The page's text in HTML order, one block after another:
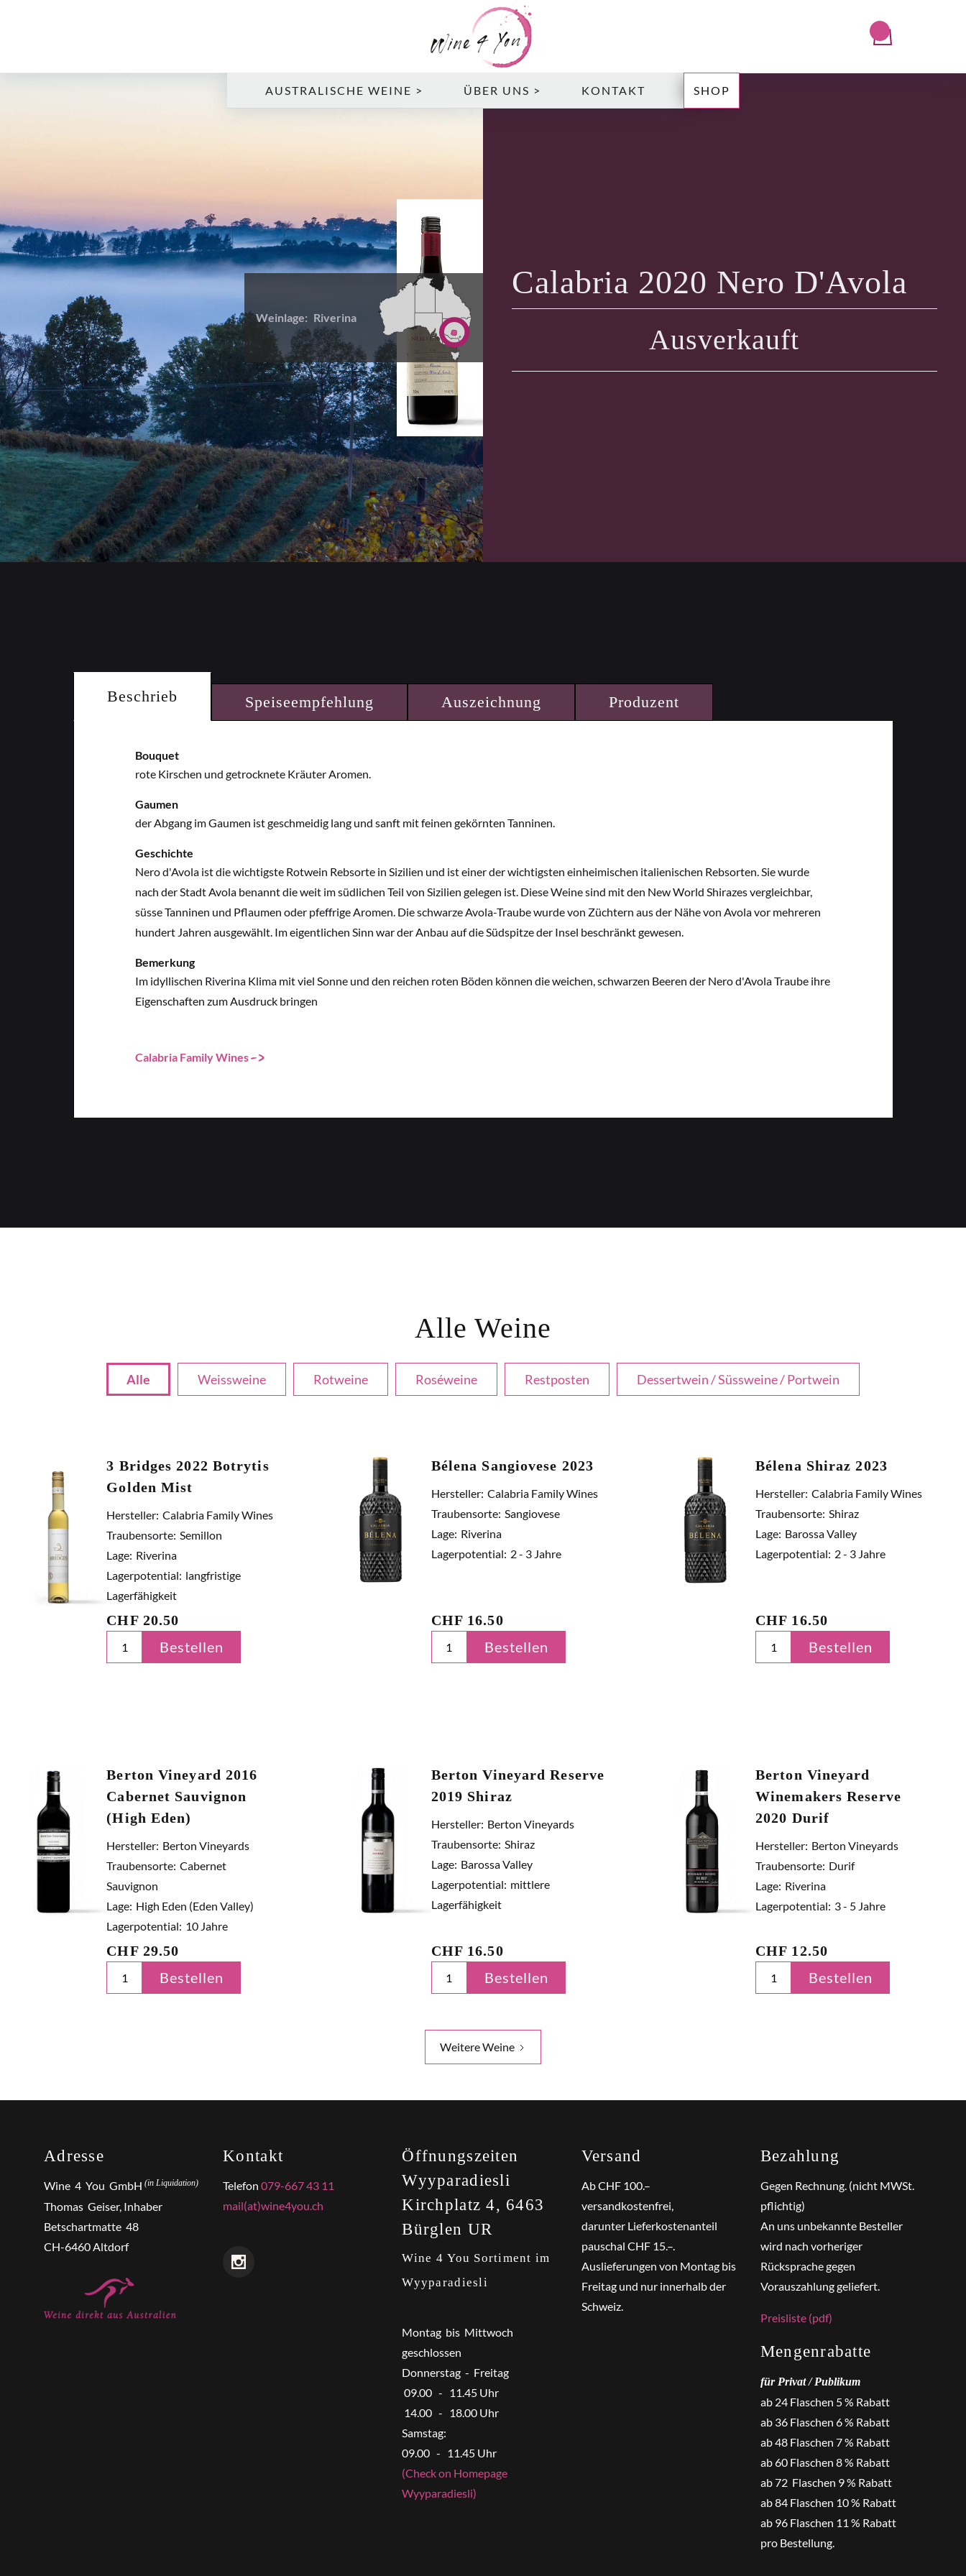
SHOP
AUSTRALISCHE WEINE > ÜBER UNS > KONTAKT
Weinlage: Riverina
Calabria 2020 Nero D'Avola
Ausverkauft
Beschrieb Speiseempfehlung Auszeichnung Produzent
Bouquet
rote Kirschen und getrocknete Kräuter Aromen.
Gaumen
der Abgang im Gaumen ist geschmeidig lang und sanft mit feinen gekörnten Tanninen.
Geschichte
Nero d'Avola ist die wichtigste Rotwein Rebsorte in Sizilien und ist einer der wichtigsten einheimischen italienischen Rebsorten. Sie wurde
nach der Stadt Avola benannt die weit im südlichen Teil von Sizilien gelegen ist. Diese Weine sind mit den New World Shirazes vergleichbar,
süsse Tanninen und Pflaumen oder pfeffrige Aromen. Die schwarze Avola-Traube wurde von Züchtern aus der Nähe von Avola vor mehreren
hundert Jahren ausgewählt. Im eigentlichen Sinn war der Anbau auf die Südspitze der Insel beschränkt gewesen.
Bemerkung
Im idyllischen Riverina Klima mit viel Sonne und den reichen roten Böden können die weichen, schwarzen Beeren der Nero d'Avola Traube ihre
Eigenschaften zum Ausdruck bringen
Calabria Family Wines
Alle Weine
Alle Weissweine Rotweine Roséweine Restposten Dessertwein / Süssweine / Portwein
3 Bridges 2022 Botrytis
Golden Mist
Hersteller: Calabria Family Wines
Traubensorte: Semillon
Lage: Riverina
Lagerpotential: langfristige
Lagerfähigkeit
CHF 20.50
Bestellen
Bélena Sangiovese 2023
Hersteller: Calabria Family Wines
Traubensorte: Sangiovese
Lage: Riverina
Lagerpotential: 2 - 3 Jahre
CHF 16.50
Bestellen
Bélena Shiraz 2023
Hersteller: Calabria Family Wines
Traubensorte: Shiraz
Lage: Barossa Valley
Lagerpotential: 2 - 3 Jahre
CHF 16.50
Bestellen
Berton Vineyard 2016
Cabernet Sauvignon
(High Eden)
Hersteller: Berton Vineyards
Traubensorte: Cabernet
Sauvignon
Lage: High Eden (Eden Valley)
Lagerpotential: 10 Jahre
CHF 29.50
Bestellen
Berton Vineyard Reserve
2019 Shiraz
Hersteller: Berton Vineyards
Traubensorte: Shiraz
Lage: Barossa Valley
Lagerpotential: mittlere
Lagerfähigkeit
CHF 16.50
Bestellen
Berton Vineyard
Winemakers Reserve
2020 Durif
Hersteller: Berton Vineyards
Traubensorte: Durif
Lage: Riverina
Lagerpotential: 3 - 5 Jahre
CHF 12.50
Bestellen
Weitere Weine
Adresse
Wine 4 You GmbH (in Liquidation)
Thomas Geiser, Inhaber
Betschartmatte 48
CH-6460 Altdorf
Kontakt
Telefon079-667 43 11
mail(at)wine4you.ch
Öffnungszeiten
Wyyparadiesli
Kirchplatz 4, 6463
Bürglen UR
Wine 4 You Sortiment im
Wyyparadiesli
Montag bis Mittwoch
geschlossen
Donnerstag - Freitag
09.00 - 11.45 Uhr
14.00 - 18.00 Uhr
Samstag:
09.00 - 11.45 Uhr
(Check on Homepage
Wyyparadiesli)
Versand
Ab CHF 100.–
versandkostenfrei,
darunter Lieferkostenanteil
pauschal CHF 15.–.
Auslieferungen von Montag bis
Freitag und nur innerhalb der
Schweiz.
Bezahlung
Gegen Rechnung. (nicht MWSt.
pflichtig)
An uns unbekannte Besteller
wird nach vorheriger
Rücksprache gegen
Vorauszahlung geliefert.
Preisliste (pdf)
Mengenrabatte
für Privat / Publikum
ab 24 Flaschen 5 % Rabatt
ab 36 Flaschen 6 % Rabatt
ab 48 Flaschen 7 % Rabatt
ab 60 Flaschen 8 % Rabatt
ab 72 Flaschen 9 % Rabatt
ab 84 Flaschen 10 % Rabatt
ab 96 Flaschen 11 % Rabatt
pro Bestellung.